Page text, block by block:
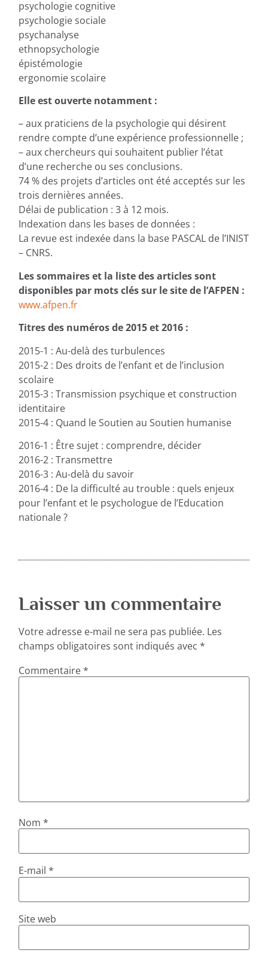
psychologie cognitive
psychologie sociale
psychanalyse
ethnopsychologie
épistémologie
ergonomie scolaire
Elle est ouverte notamment :
– aux praticiens de la psychologie qui désirent
rendre compte d’une expérience professionnelle ;
– aux chercheurs qui souhaitent publier l’état
d’une recherche ou ses conclusions.
74 % des projets d’articles ont été acceptés sur les
trois dernières années.
Délai de publication : 3 à 12 mois.
Indexation dans les bases de données :
La revue est indexée dans la base PASCAL de l’INIST
– CNRS.
Les sommaires et la liste des articles sont
disponibles par mots clés sur le site de l’AFPEN :
www.afpen.fr
Titres des numéros de 2015 et 2016 :
2015-1 : Au-delà des turbulences
2015-2 : Des droits de l’enfant et de l’inclusion
scolaire
2015-3 : Transmission psychique et construction
identitaire
2015-4 : Quand le Soutien au Soutien humanise
2016-1 : Être sujet : comprendre, décider
2016-2 : Transmettre
2016-3 : Au-delà du savoir
2016-4 : De la difficulté au trouble : quels enjeux
pour l’enfant et le psychologue de l’Education
nationale ?
Laisser un commentaire
Votre adresse e-mail ne sera pas publiée. Les
champs obligatoires sont indiqués avec*
Commentaire*
Nom*
E-mail*
Site web